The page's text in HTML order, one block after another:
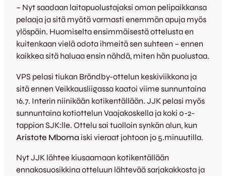
– Nyt saadaan laitapuolustajaksi oman pelipaikkansa
pelaaja ja sitä myötä varmasti enemmän apuja myös
ylöspäin. Huomiselta ensimmäisestä ottelusta en
kuitenkaan vielä odota ihmeitä sen suhteen – ennen
kaikkea sitä haluaa ensin nähdä, miten hän puolustaa.
VPS pelasi tiukan Bröndby-ottelun keskiviikkona ja
sitä ennen Veikkausliigassa kaatoi viime sunnuntaina
16.7. Interin niinikään kotikentällään. JJK pelasi myös
sunnuntaina kotiottelun Vaajakoskella ja koki 0-2-
tappion SJK:lle. Ottelu sai tuolloin synkän alun, kun
Aristote Mboma iski vieraat johtoon jo 5.minuutilla.
Nyt JJK lähtee kiusaamaan kotikentällään
ennakosuosikkina otteluun lähtevää sarjakakkosta ja